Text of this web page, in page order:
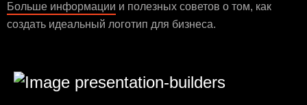
Больше информации и полезных советов о том, как
создать идеальный логотип для бизнеса.